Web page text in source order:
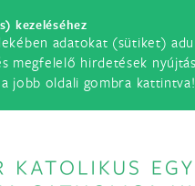
kezeléséhez
adatokat (sütiket)
megfelelő hirdetések
jobb oldali gombra kattintva!